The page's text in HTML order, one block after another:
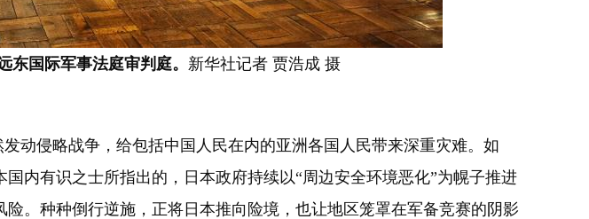
东国际军事法庭审判庭。 新华社记者 贾浩成 摄
侵略战争，给包括中国人民在内的亚洲各国人民带来深重灾难。如
内有识之士所指出的，日本政府持续以“周边安全环境恶化”为幌子推进
。种种倒行逆施，正将日本推向险境，也让地区笼罩在军备竞赛的阴影